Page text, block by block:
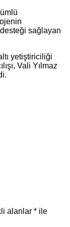
sağlayan
yetiştiriciliği
Vali Yılmaz
alanlar * ile